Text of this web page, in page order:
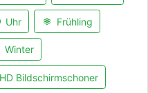
Uhr Frühling
Winter
HD Bildschirmschoner